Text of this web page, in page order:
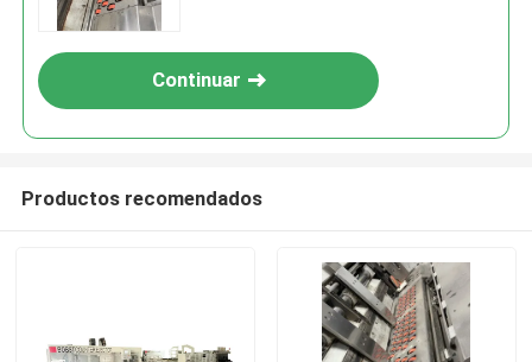
Continuar
Productos recomendados